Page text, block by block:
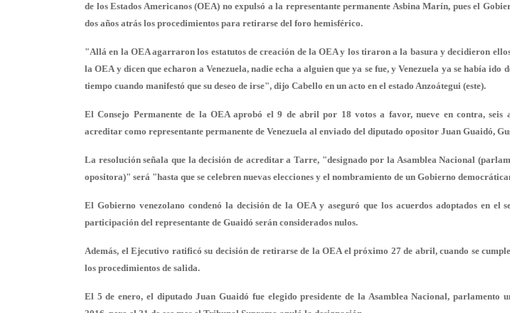
de los Estados Americanos (OEA) no expulsó a la representante permanente Asbina Marín, pues el
dos años atrás los procedimientos para retirarse del foro hemisférico.
"Allá en la OEA agarraron los estatutos de creación de la OEA y los tiraron a la basura y decidieron
la OEA y dicen que echaron a Venezuela, nadie echa a alguien que ya se fue, y Venezuela ya se había ido
tiempo cuando manifestó que su deseo de irse", dijo Cabello en un acto en el estado Anzoátegui (este).
El Consejo Permanente de la OEA aprobó el 9 de abril por 18 votos a favor, nueve en contra, seis
acreditar como representante permanente de Venezuela al enviado del diputado opositor Juan Guaidó,
La resolución señala que la decisión de acreditar a Tarre, "designado por la Asamblea Nacional
opositora)" será "hasta que se celebren nuevas elecciones y el nombramiento de un Gobierno
El Gobierno venezolano condenó la decisión de la OEA y aseguró que los acuerdos adoptados en el
participación del representante de Guaidó serán considerados nulos.
Además, el Ejecutivo ratificó su decisión de retirarse de la OEA el próximo 27 de abril, cuando se
los procedimientos de salida.
El 5 de enero, el diputado Juan Guaidó fue elegido presidente de la Asamblea Nacional, parlamento